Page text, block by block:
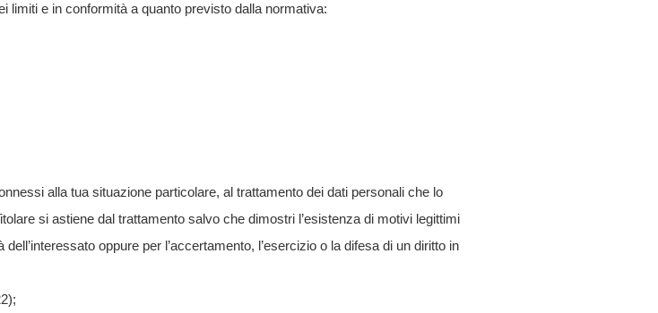
limiti e in conformità a quanto previsto dalla normativa:
alla tua situazione particolare, al trattamento dei dati personali che lo
si astiene dal trattamento salvo che dimostri l’esistenza di motivi legittimi
oppure per l’accertamento, l’esercizio o la difesa di un diritto in